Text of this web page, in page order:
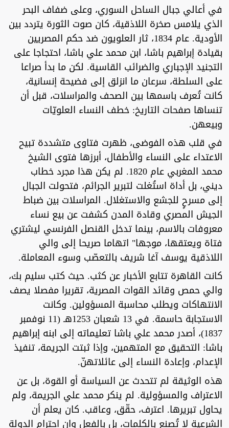
‏في أعالي جبال الساحل السوري، وعلى ضفاف البحر
الذي يلامس صخرة اللاذقية، كان صوت الثورة يتردد بين
الأودية. عام 1834، ثار العلويون ضد حكم المصريين
بقيادة إبراهيم باشا، ابن محمد علي باشا، احتجاجا على
التجنيد الإجباري والضرائب القاسية. لكن ما بدأ صراعا
على السلطة، سرعان ما انزلق إلى فضيحة إنسانية،
كانت تُعرف باسمها بين الصحف والمراسلات، قبل أن
تنساها صفحات التاريخ: خطف النساء العلويّات
وبيعهن.
‏في قلب هذه الفوضى، ظهرت فتاوى متشددة تبيح
الاعتداء على النساء والأطفال، أبرزها فتوى الشيخ
محمد المغربي عام 1820. لم يكن هذا مجرد خطاب
ديني، بل أداة استُغلت لتبرير الجرائم، فتحولت الجبال
إلى مسرحٍ للجشع والاستغلال. المراسلات بين ضباط
الجيش المصري وقادة المدن كشفت عن بيع نساء
معروفات بالاسم، بينما تدخل القنصل الفرنسي ليشتري
فتاة ويعتقها، موجها" اتهاما صريحا إلى والي
اللاذقية يوسف آغا شريف بالتعصّب وسوء المعاملة.
‏كانت القاهرة تتابع الأخبار عن كثب. حيث كتب سليم بك،
والي حمص وقائد القوات المصرية، تقريرا مفصلا يصف
الانتهاكات ويطلب محاسبة المسؤولين. وكانت
الاستجابة حاسمة. في 13 شعبان 1253هـ (11 نوفمبر
1837)، أصدر محمد علي باشا تعليماته إلى ابنه إبراهيم
باشا: التحقيق مع المتهمين، وإذا ثبتت الجريمة، تنفيذ
الإعدام، وإعادة النساء إلى عائلاتهنّ.
‏هذه الوثيقة لم تتحدث عن السياسة أو القوة، بل عن
الاعتراف والمسؤولية. لم ينكر محمد علي الجريمة، ولم
يحاول تبريرها. اعترف، حقّق، وعاقب. كان يعلم أن
الشرعية لا تُصنع بالكلمات، بل بالفعل وان احترام الدولة